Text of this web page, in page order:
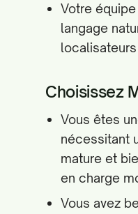
Votre
langage
localisateurs
Choisissez
Vous êtes
nécessitant
mature et
en charge
Vous avez